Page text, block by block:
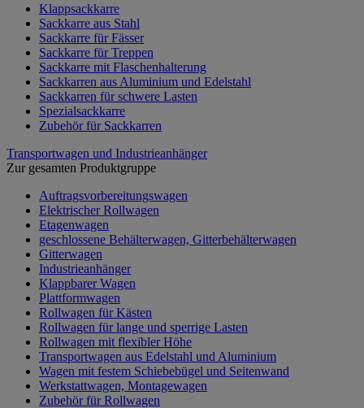
Klappsackkarre
Sackkarre aus Stahl
Sackkarre für Fässer
Sackkarre für Treppen
Sackkarre mit Flaschenhalterung
Sackkarren aus Aluminium und Edelstahl
Sackkarren für schwere Lasten
Spezialsackkarre
Zubehör für Sackkarren
Transportwagen und Industrieanhänger
Zur gesamten Produktgruppe
Auftragsvorbereitungswagen
Elektrischer Rollwagen
Etagenwagen
geschlossene Behälterwagen, Gitterbehälterwagen
Gitterwagen
Industrieanhänger
Klappbarer Wagen
Plattformwagen
Rollwagen für Kästen
Rollwagen für lange und sperrige Lasten
Rollwagen mit flexibler Höhe
Transportwagen aus Edelstahl und Aluminium
Wagen mit festem Schiebebügel und Seitenwand
Werkstattwagen, Montagewagen
Zubehör für Rollwagen